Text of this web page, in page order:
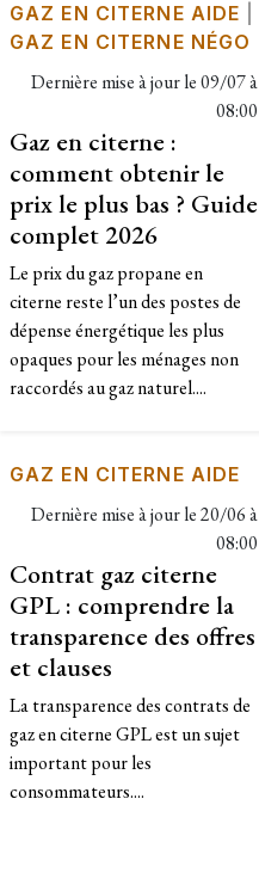
GAZ EN CITERNE AIDE
GAZ EN CITERNE NÉGO
Dernière mise à jour le09/07 à
08:00
Gaz en citerne :
comment obtenir le
prix le plus bas ? Guide
complet 2026
Le prix du gaz propane en
citerne reste l’un des postes de
dépense énergétique les plus
opaques pour les ménages non
raccordés au gaz naturel....
GAZ EN CITERNE AIDE
Dernière mise à jour le20/06 à
08:00
Contrat gaz citerne
GPL : comprendre la
transparence des offres
et clauses
La transparence des contrats de
gaz en citerne GPL est un sujet
important pour les
consommateurs....